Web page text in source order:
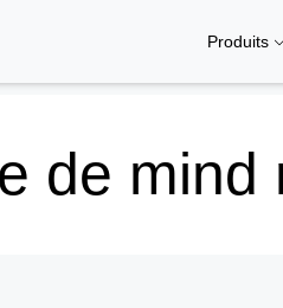
Produits
de mind